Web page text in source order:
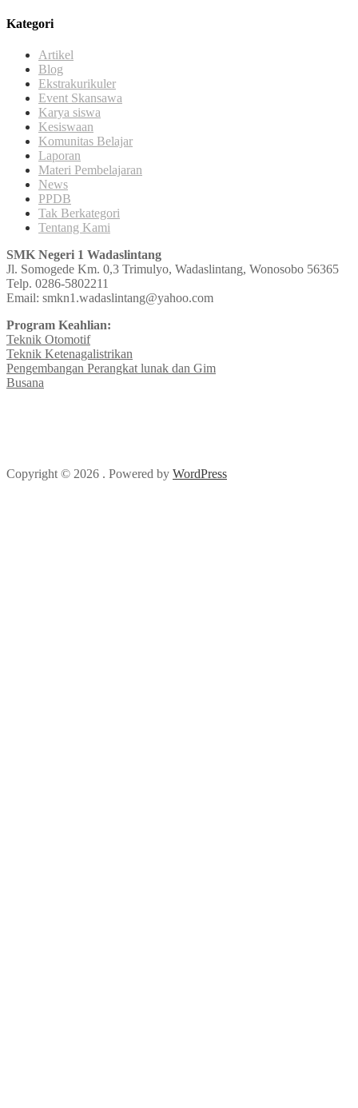
Kategori
Artikel
Blog
Ekstrakurikuler
Event Skansawa
Karya siswa
Kesiswaan
Komunitas Belajar
Laporan
Materi Pembelajaran
News
PPDB
Tak Berkategori
Tentang Kami
SMK Negeri 1 Wadaslintang
Jl. Somogede Km. 0,3 Trimulyo, Wadaslintang, Wonosobo 56365
Telp. 0286-5802211
Email: smkn1.wadaslintang@yahoo.com
Program Keahlian:
Teknik Otomotif
Teknik Ketenagalistrikan
Pengembangan Perangkat lunak dan Gim
Busana
Copyright © 2026 . Powered by WordPress